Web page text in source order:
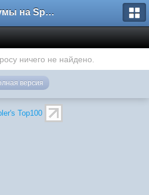
Форумы на Sportbox.ru
ничего не найдено.
версия